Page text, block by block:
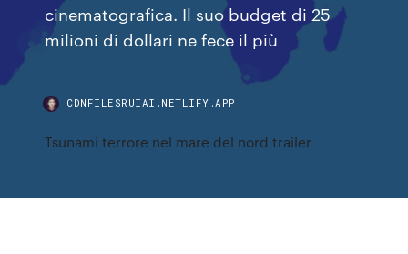
cinematografica. Il suo budget di 25
milioni di dollari ne fece il più
CDNFILESRUIAI.NETLIFY.APP
Tsunami terrore nel mare del nord trailer